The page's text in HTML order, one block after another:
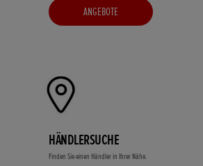
ANGEBOTE
HÄNDLERSUCHE
Finden Sie einen Händler in Ihrer Nähe.